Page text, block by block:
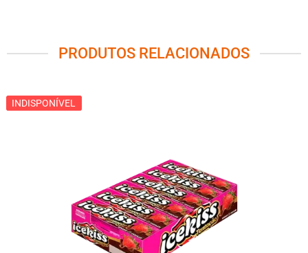
PRODUTOS RELACIONADOS
INDISPONÍVEL
INDISPONÍVEL